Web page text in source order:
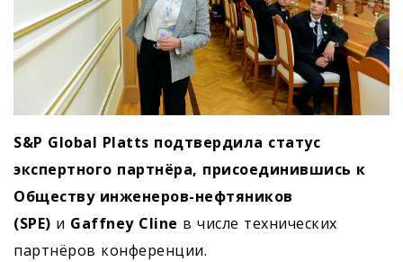
S&P Global Platts подтвердила статус
экспертного партнёра, присоединившись к
Обществу инженеров-нефтяников
(SPE) и Gaffney Cline в числе технических
партнёров конференции.